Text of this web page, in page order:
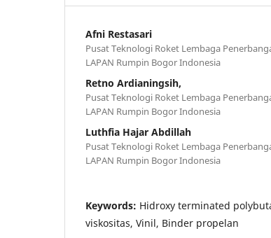
Afni Restasari
Pusat Teknologi Roket Lembaga
LAPAN Rumpin Bogor Indonesia
Retno Ardianingsih,
Pusat Teknologi Roket Lembaga
LAPAN Rumpin Bogor Indonesia
Luthfia Hajar Abdillah
Pusat Teknologi Roket Lembaga
LAPAN Rumpin Bogor Indonesia
Keywords: Hidroxy terminated
viskositas, Vinil, Binder propelan